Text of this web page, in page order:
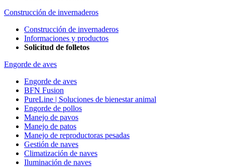
Construcción de invernaderos
Construcción de invernaderos
Informaciones y productos
Solicitud de folletos
Engorde de aves
Engorde de aves
BFN Fusion
PureLine | Soluciones de bienestar animal
Engorde de pollos
Manejo de pavos
Manejo de patos
Manejo de reproductoras pesadas
Gestión de naves
Climatización de naves
Iluminación de naves